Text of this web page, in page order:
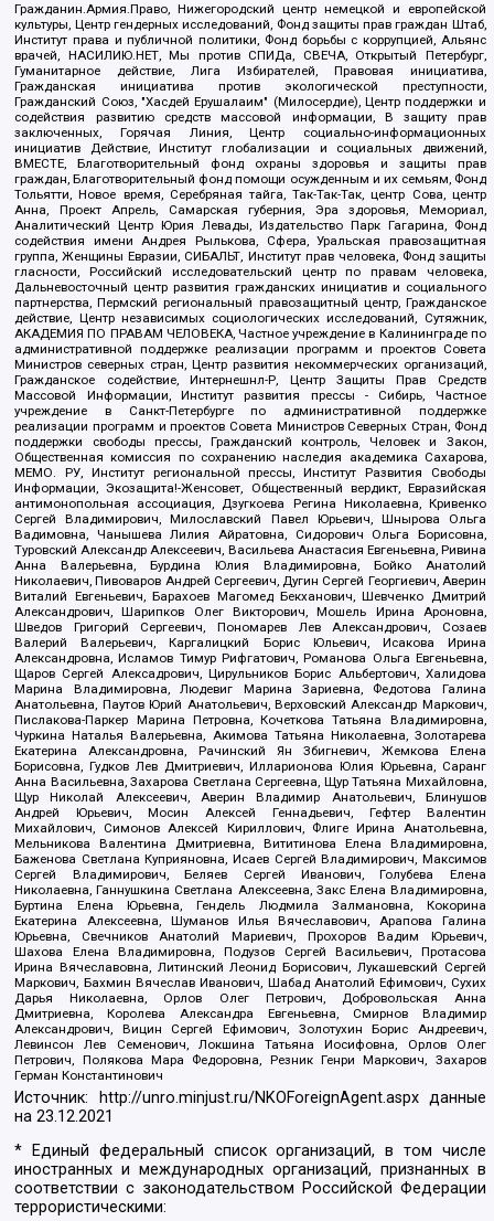
Гражданин.Армия.Право, Нижегородский центр немецкой и европейской
культуры, Центр гендерных исследований, Фонд защиты прав граждан Штаб,
Институт права и публичной политики, Фонд борьбы с коррупцией, Альянс
врачей, НАСИЛИЮ.НЕТ, Мы против СПИДа, СВЕЧА, Открытый Петербург,
Гуманитарное действие, Лига Избирателей, Правовая инициатива,
Гражданская инициатива против экологической преступности,
Гражданский Союз, "Хасдей Ерушалаим" (Милосердие), Центр поддержки и
содействия развитию средств массовой информации, В защиту прав
заключенных, Горячая Линия, Центр социально-информационных
инициатив Действие, Институт глобализации и социальных движений,
ВМЕСТЕ, Благотворительный фонд охраны здоровья и защиты прав
граждан, Благотворительный фонд помощи осужденным и их семьям, Фонд
Тольятти, Новое время, Серебряная тайга, Так-Так-Так, центр Сова, центр
Анна, Проект Апрель, Самарская губерния, Эра здоровья, Мемориал,
Аналитический Центр Юрия Левады, Издательство Парк Гагарина, Фонд
содействия имени Андрея Рылькова, Сфера, Уральская правозащитная
группа, Женщины Евразии, СИБАЛЬТ, Институт прав человека, Фонд защиты
гласности, Российский исследовательский центр по правам человека,
Дальневосточный центр развития гражданских инициатив и социального
партнерства, Пермский региональный правозащитный центр, Гражданское
действие, Центр независимых социологических исследований, Сутяжник,
АКАДЕМИЯ ПО ПРАВАМ ЧЕЛОВЕКА, Частное учреждение в Калининграде по
административной поддержке реализации программ и проектов Совета
Министров северных стран, Центр развития некоммерческих организаций,
Гражданское содействие, Интернешнл-Р, Центр Защиты Прав Средств
Массовой Информации, Институт развития прессы - Сибирь, Частное
учреждение в Санкт-Петербурге по административной поддержке
реализации программ и проектов Совета Министров Северных Стран, Фонд
поддержки свободы прессы, Гражданский контроль, Человек и Закон,
Общественная комиссия по сохранению наследия академика Сахарова,
МЕМО. РУ, Институт региональной прессы, Институт Развития Свободы
Информации, Экозащита!-Женсовет, Общественный вердикт, Евразийская
антимонопольная ассоциация, Дзугкоева Регина Николаевна, Кривенко
Сергей Владимирович, Милославский Павел Юрьевич, Шнырова Ольга
Вадимовна, Чанышева Лилия Айратовна, Сидорович Ольга Борисовна,
Туровский Александр Алексеевич, Васильева Анастасия Евгеньевна, Ривина
Анна Валерьевна, Бурдина Юлия Владимировна, Бойко Анатолий
Николаевич, Пивоваров Андрей Сергеевич, Дугин Сергей Георгиевич, Аверин
Виталий Евгеньевич, Барахоев Магомед Бекханович, Шевченко Дмитрий
Александрович, Шарипков Олег Викторович, Мошель Ирина Ароновна,
Шведов Григорий Сергеевич, Пономарев Лев Александрович, Созаев
Валерий Валерьевич, Каргалицкий Борис Юльевич, Исакова Ирина
Александровна, Исламов Тимур Рифгатович, Романова Ольга Евгеньевна,
Щаров Сергей Алексадрович, Цирульников Борис Альбертович, Халидова
Марина Владимировна, Людевиг Марина Зариевна, Федотова Галина
Анатольевна, Паутов Юрий Анатольевич, Верховский Александр Маркович,
Пислакова-Паркер Марина Петровна, Кочеткова Татьяна Владимировна,
Чуркина Наталья Валерьевна, Акимова Татьяна Николаевна, Золотарева
Екатерина Александровна, Рачинский Ян Збигневич, Жемкова Елена
Борисовна, Гудков Лев Дмитриевич, Илларионова Юлия Юрьевна, Саранг
Анна Васильевна, Захарова Светлана Сергеевна, Щур Татьяна Михайловна,
Щур Николай Алексеевич, Аверин Владимир Анатольевич, Блинушов
Андрей Юрьевич, Мосин Алексей Геннадьевич, Гефтер Валентин
Михайлович, Симонов Алексей Кириллович, Флиге Ирина Анатольевна,
Мельникова Валентина Дмитриевна, Вититинова Елена Владимировна,
Баженова Светлана Куприяновна, Исаев Сергей Владимирович, Максимов
Сергей Владимирович, Беляев Сергей Иванович, Голубева Елена
Николаевна, Ганнушкина Светлана Алексеевна, Закс Елена Владимировна,
Буртина Елена Юрьевна, Гендель Людмила Залмановна, Кокорина
Екатерина Алексеевна, Шуманов Илья Вячеславович, Арапова Галина
Юрьевна, Свечников Анатолий Мариевич, Прохоров Вадим Юрьевич,
Шахова Елена Владимировна, Подузов Сергей Васильевич, Протасова
Ирина Вячеславовна, Литинский Леонид Борисович, Лукашевский Сергей
Маркович, Бахмин Вячеслав Иванович, Шабад Анатолий Ефимович, Сухих
Дарья Николаевна, Орлов Олег Петрович, Добровольская Анна
Дмитриевна, Королева Александра Евгеньевна, Смирнов Владимир
Александрович, Вицин Сергей Ефимович, Золотухин Борис Андреевич,
Левинсон Лев Семенович, Локшина Татьяна Иосифовна, Орлов Олег
Петрович, Полякова Мара Федоровна, Резник Генри Маркович, Захаров
Герман Константинович
Источник: http://unro.minjust.ru/NKOForeignAgent.aspxданные
на23.12.2021
* Единый федеральный список организаций, в том числе
иностранных и международных организаций, признанных в
соответствии с законодательством Российской Федерации
террористическими: